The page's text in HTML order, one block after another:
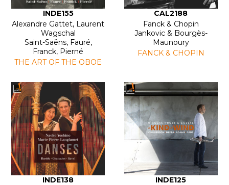
INDE155
Alexandre Gattet, Laurent
Wagschal
Saint-Saëns, Fauré,
Franck, Pierné
THE ART OF THE OBOE
CAL2188
Fanck & Chopin
Jankovic & Bourgès-
Maunoury
FANCK & CHOPIN
INDE138
INDE125